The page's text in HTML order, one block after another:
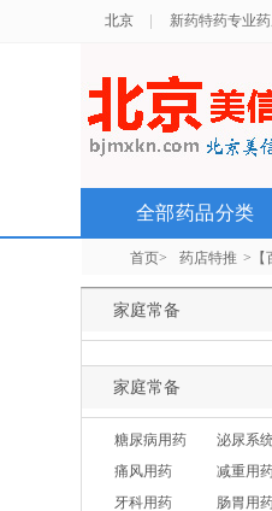
北京 新药特药专业
全部药品分类
首页> 药店特推 >【
家庭常备
家庭常备
糖尿病用药
泌尿系
痛风用药
减重用
牙科用药
肠胃用